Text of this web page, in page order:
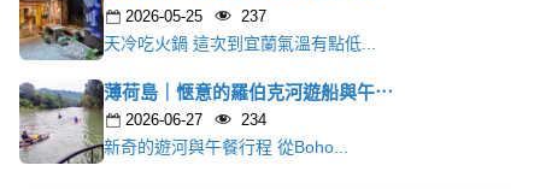
2026-05-25 237
天冷吃火鍋 這次到宜蘭氣溫有點低...
薄荷島｜愜意的羅伯克河遊船與午⋯
2026-06-27 234
新奇的遊河與午餐行程 從Boho...